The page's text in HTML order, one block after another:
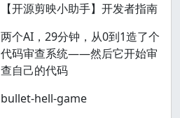
【开源剪映小助手】开发者指南
两个AI，29分钟，从0到1造了个
代码审查系统——然后它开始审
查自己的代码
bullet-hell-game